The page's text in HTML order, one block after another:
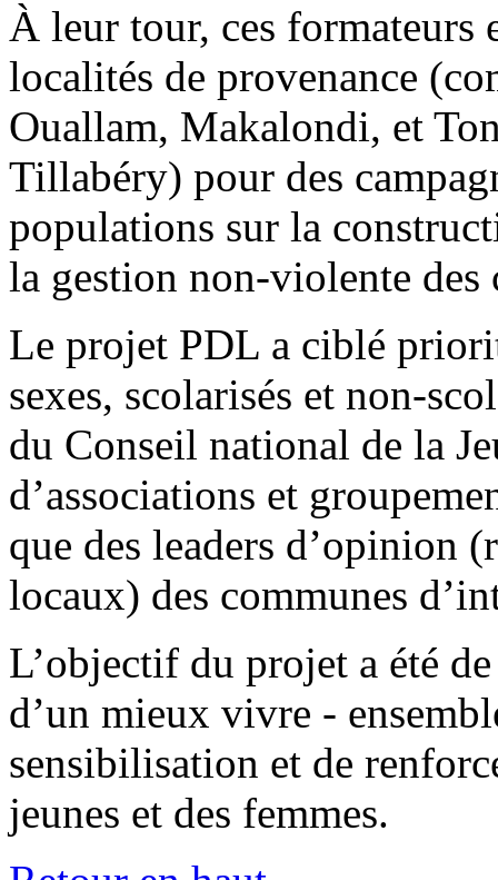
À leur tour, ces formateurs
localités de provenance
Ouallam, Makalondi, et
Tillabéry) pour des
populations sur la
la gestion non-violente
Le projet PDL a ciblé
sexes, scolarisés et non-
du Conseil national de la
d’associations et
que des leaders d’opinion
locaux) des communes
L’objectif du projet a été
d’un mieux vivre -
sensibilisation et de
jeunes et des femmes.